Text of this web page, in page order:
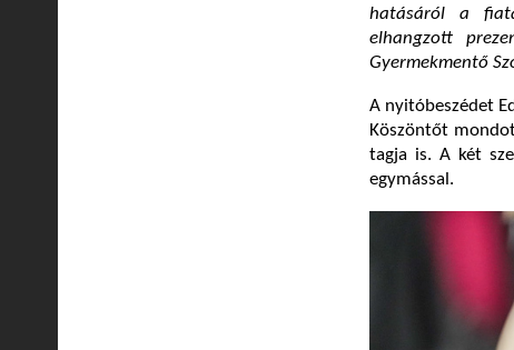
hatásáról a
elhangzott
Gyermekmentő
A nyitóbeszédet
Köszöntőt
tagja is. A két
egymással.